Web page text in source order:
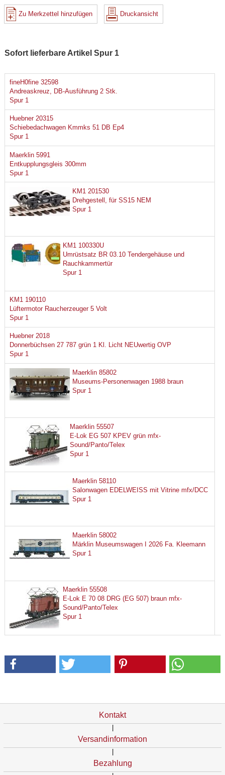
Zu Merkzettel hinzufügen Druckansicht
Sofort lieferbare Artikel Spur 1
fineH0fine 32598
Andreaskreuz, DB-Ausführung 2 Stk.
Spur 1
Huebner 20315
Schiebedachwagen Kmmks 51 DB Ep4
Spur 1
Maerklin 5991
Entkupplungsgleis 300mm
Spur 1
KM1 201530
Drehgestell, für SS15 NEM
Spur 1
KM1 100330U
Umrüstsatz BR 03.10 Tendergehäuse und
Rauchkammertür
Spur 1
KM1 190110
Lüftermotor Raucherzeuger 5 Volt
Spur 1
Huebner 2018
Donnerbüchsen 27 787 grün 1 Kl. Licht NEUwertig OVP
Spur 1
Maerklin 85802
Museums-Personenwagen 1988 braun
Spur 1
Maerklin 55507
E-Lok EG 507 KPEV grün mfx-
Sound/Panto/Telex
Spur 1
Maerklin 58110
Salonwagen EDELWEISS mit Vitrine mfx/DCC
Spur 1
Maerklin 58002
Märklin Museumswagen I 2026 Fa. Kleemann
Spur 1
Maerklin 55508
E-Lok E 70 08 DRG (EG 507) braun mfx-
Sound/Panto/Telex
Spur 1
Kontakt
Versandinformation
Bezahlung